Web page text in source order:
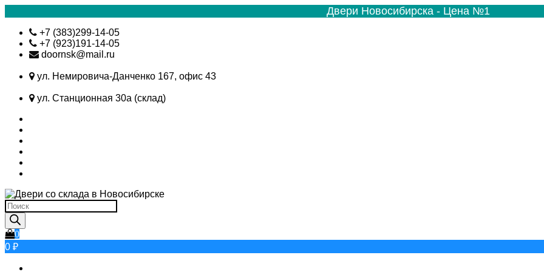
Двери Новосибирска - Цена №1
Skip
content
+7 (383)299-14-05
+7 (923)191-14-05
doornsk@mail.ru
ул. Немировича-Данченко 167, офис 43
ул. Станционная 30а (склад)
Поиск
товаров
0
0 ₽